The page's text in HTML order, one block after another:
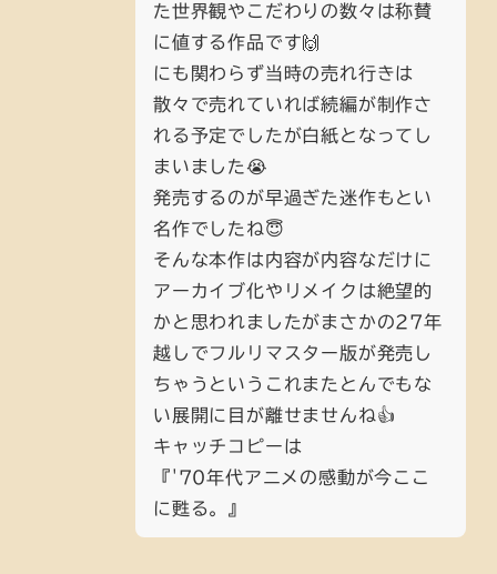
た世界観やこだわりの数々は称賛
に値する作品です🙌
にも関わらず当時の売れ行きは
散々で売れていれば続編が制作さ
れる予定でしたが白紙となってし
まいました😭
発売するのが早過ぎた迷作もとい
名作でしたね😇
そんな本作は内容が内容なだけに
アーカイブ化やリメイクは絶望的
かと思われましたがまさかの27年
越しでフルリマスター版が発売し
ちゃうというこれまたとんでもな
い展開に目が離せませんね👍
キャッチコピーは
『'70年代アニメの感動が今ここ
に甦る。』